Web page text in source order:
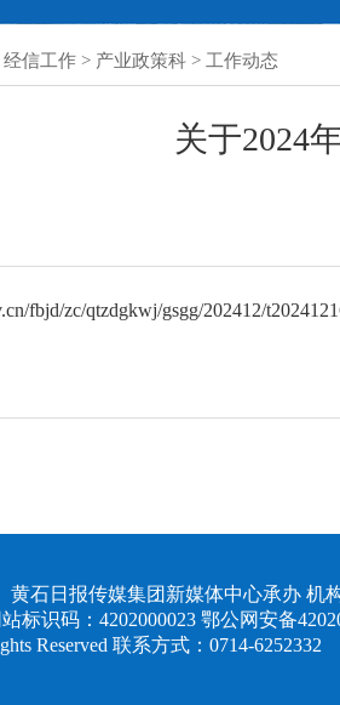
经信工作 > 产业政策科 > 工作动态
关于2024
fbjd/zc/qtzdgkwj/gsgg/202412/
石日报传媒集团新媒体中心承办 机
标识码：4202000023 鄂公网安备
Reserved 联系方式：0714-6252332